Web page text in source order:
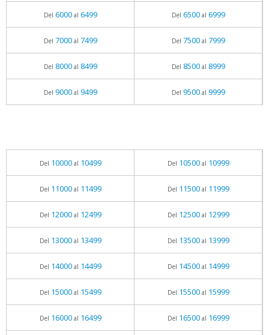
Del 6000al 6499 Del 6500al 6999
Del 7000al 7499 Del 7500al 7999
Del 8000al 8499 Del 8500al 8999
Del 9000al 9499 Del 9500al 9999
Del 10000al 10499 Del 10500al 10999
Del 11000al 11499 Del 11500al 11999
Del 12000al 12499 Del 12500al 12999
Del 13000al 13499 Del 13500al 13999
Del 14000al 14499 Del 14500al 14999
Del 15000al 15499 Del 15500al 15999
Del 16000al 16499 Del 16500al 16999